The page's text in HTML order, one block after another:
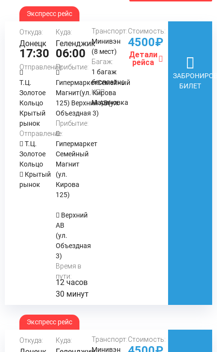
Экспресс рейс
Откуда:
Донецк
17:30
Отправление:
Т.Ц.
Золотое
Кольцо
Крытый
рынок
Отправление:
Т.Ц.
Золотое
Кольцо
Крытый
рынок
Куда:
Геленджик
06:00
Прибытие:
ГипермаркетСемейный
Магнит(ул. Кирова
125) Верхний АВ(ул.
Объездная 3)
Прибытие:
Гипермаркет
Семейный
Магнит
(ул.
Кирова
125)
Верхний
АВ
(ул.
Объездная
3)
Время в
пути:
12 часов
30 минут
Транспорт:
Минивэн
(8 мест)
Багаж:
1 багаж
бесплатно
КПП:
Мариновка
Стоимость:
4500₽
Детали
рейса
БИЛЕТ
Экспресс рейс
Откуда: Куда:
Транспорт:
Минивэн
Стоимость: